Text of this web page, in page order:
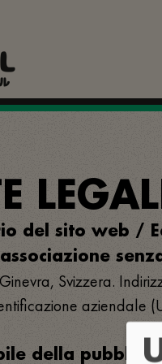
del sito web /
associazione
Svizzera.
aziendale
della